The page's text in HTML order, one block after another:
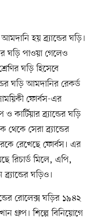
হয় ব্র্যান্ডের ঘড়ি।
ঘড়ি পাওয়া গেলেও
ঘড়ি হিসেবে
ঘড়ি আমদানির রেকর্ড
ফোর্বস-এর
কার্টিয়ার ব্র্যান্ডের ঘড়ি
সেরা ব্র্যান্ডের
রেখেছে ফোর্বস। এর
রিচার্ড মিলে, এপি,
ঘড়িও।
রোলেক্স ঘড়ির ১৯৪২
গ্রুপ। শিল্পে বিনিয়োগে